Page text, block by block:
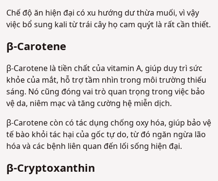
Chế độ ăn hiện đại có xu hướng dư thừa muối, vì vậy
việc bổ sung kali từ trái cây họ cam quýt là rất cần thiết.
β-Carotene
β-Carotene là tiền chất của vitamin A, giúp duy trì sức
khỏe của mắt, hỗ trợ tầm nhìn trong môi trường thiếu
sáng. Nó cũng đóng vai trò quan trọng trong việc bảo
vệ da, niêm mạc và tăng cường hệ miễn dịch.
β-Carotene còn có tác dụng chống oxy hóa, giúp bảo vệ
tế bào khỏi tác hại của gốc tự do, từ đó ngăn ngừa lão
hóa và các bệnh liên quan đến lối sống hiện đại.
β-Cryptoxanthin